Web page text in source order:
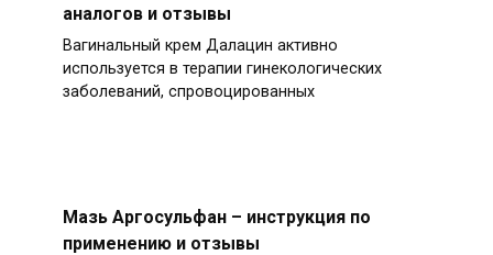
аналогов и отзывы
Вагинальный крем Далацин активно
используется в терапии гинекологических
заболеваний, спровоцированных
Мазь Аргосульфан – инструкция по
применению и отзывы